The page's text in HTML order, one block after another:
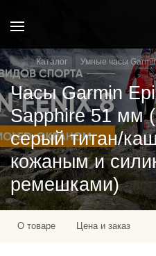
Каталог Умные часы
Часы Garmin
Sapphire 51 мм
серый титан/
кожаным и
ремешками)
О товаре Цена и заказ